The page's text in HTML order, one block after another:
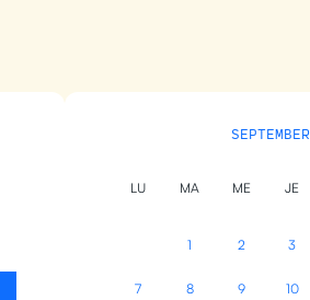
LU MA ME JE
1 2 3
7 8 9 10